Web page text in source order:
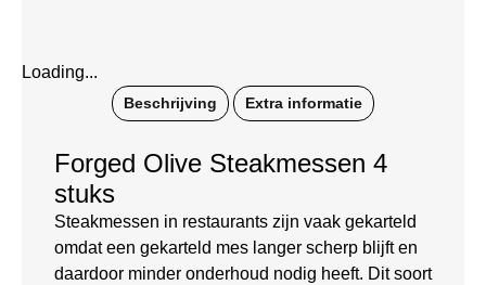
Loading...
Beschrijving Extra informatie
Forged Olive Steakmessen 4
stuks
Steakmessen in restaurants zijn vaak gekarteld
omdat een gekarteld mes langer scherp blijft en
daardoor minder onderhoud nodig heeft. Dit soort